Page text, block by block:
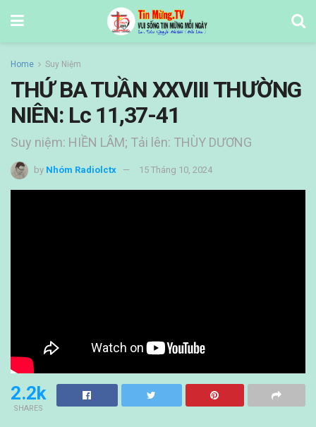
Home Suy Niệm
THỨ BA TUẦN XXVIII THƯỜNG
NIÊN: Lc 11,37-41
Suy niệm: HIỀN LÂM; Tải lên: THÙY DƯƠNG
by Nhóm Radiolctx 15 Tháng 10, 2024
2.2k
SHARES